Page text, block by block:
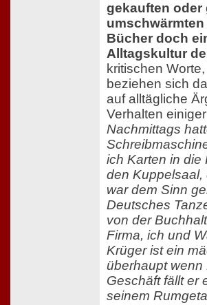
gekauften oder
Bücher doch
Alltagskultur
kritischen
beziehen sich
auf alltägliche
Verhalten
Nachmittags
ich Karten in die
den Kuppelsaal,
war dem Sinn
Deutsches
von der
Firma, ich und
Krüger ist ein
überhaupt
Geschäft fällt er
seinem